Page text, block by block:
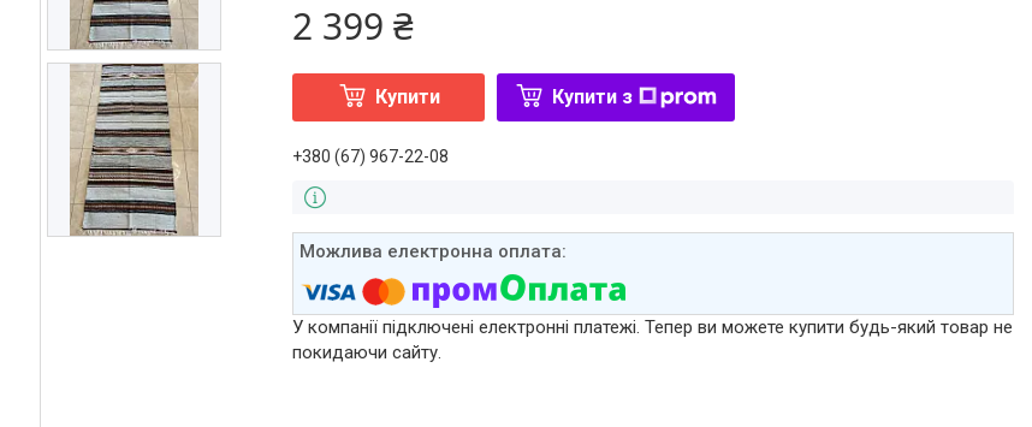
2 399 ₴
Купити Купити з
+380 (67) 967-22-08
У компанії підключені електронні платежі. Тепер ви можете купити будь-який товар не
покидаючи сайту.